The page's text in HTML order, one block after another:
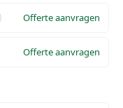
Offerte aanvragen
Offerte aanvragen